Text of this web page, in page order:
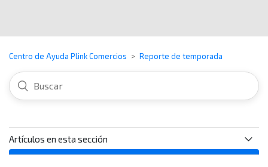
Centro de Ayuda Plink Comercios Reporte de temporada
Artículos en esta sección